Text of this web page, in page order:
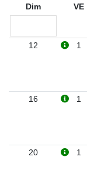
Dim VE
12 1
16
1
20
1